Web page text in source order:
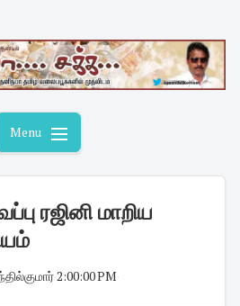
Menu
ரஜினி மாறிய
2:00:00 PM